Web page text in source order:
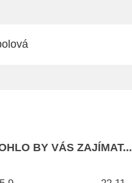
BY VÁS ZAJÍMAT...